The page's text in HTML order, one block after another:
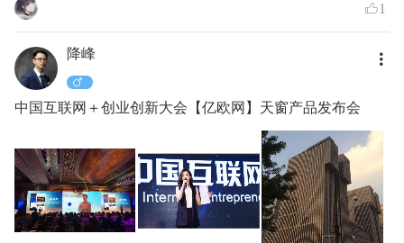
1
降峰
中国互联网＋创业创新大会【亿欧网】天窗产品发布会